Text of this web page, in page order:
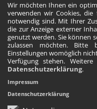
Wir möchten Ihnen ein
verwenden wir Cookies,
notwendig sind. Mit Ihrer
die zur Anzeige externer
genutzt werden. Sie können
zulassen möchten. Bitte
Einstellungen womöglich
Verfügung stehen.
Datenschutzerklärung.
Impressum
Datenschutzerklärung